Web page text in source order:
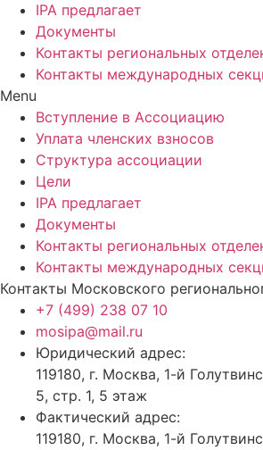
IPA предлагает
Документы
Контакты региональных
Контакты международных
Menu
Вступление в Ассоциацию
Уплата членских взносов
Структура ассоциации
Цели
IPA предлагает
Документы
Контакты региональных
Контакты международных
Контакты Московского
+7 (499) 238 07 10
mosipa@mail.ru
Юридический адрес:
119180, г. Москва, 1-й
5, стр. 1, 5 этаж
Фактический адрес:
119180, г. Москва, 1-й